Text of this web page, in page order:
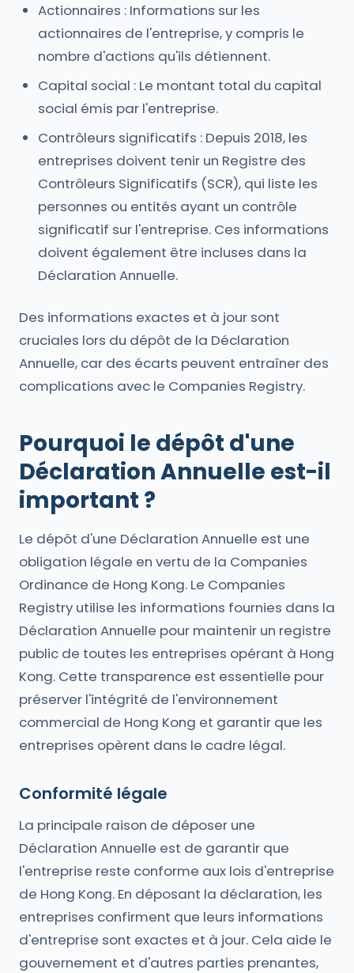
Actionnaires : Informations sur les
actionnaires de l'entreprise, y compris le
nombre d'actions qu'ils détiennent.
Capital social : Le montant total du capital
social émis par l'entreprise.
Contrôleurs significatifs : Depuis 2018, les
entreprises doivent tenir un Registre des
Contrôleurs Significatifs (SCR), qui liste les
personnes ou entités ayant un contrôle
significatif sur l'entreprise. Ces informations
doivent également être incluses dans la
Déclaration Annuelle.
Des informations exactes et à jour sont
cruciales lors du dépôt de la Déclaration
Annuelle, car des écarts peuvent entraîner des
complications avec le Companies Registry.
Pourquoi le dépôt d'une
Déclaration Annuelle est-il
important ?
Le dépôt d'une Déclaration Annuelle est une
obligation légale en vertu de la Companies
Ordinance de Hong Kong. Le Companies
Registry utilise les informations fournies dans la
Déclaration Annuelle pour maintenir un registre
public de toutes les entreprises opérant à Hong
Kong. Cette transparence est essentielle pour
préserver l'intégrité de l'environnement
commercial de Hong Kong et garantir que les
entreprises opèrent dans le cadre légal.
Conformité légale
La principale raison de déposer une
Déclaration Annuelle est de garantir que
l'entreprise reste conforme aux lois d'entreprise
de Hong Kong. En déposant la déclaration, les
entreprises confirment que leurs informations
d'entreprise sont exactes et à jour. Cela aide le
gouvernement et d'autres parties prenantes,